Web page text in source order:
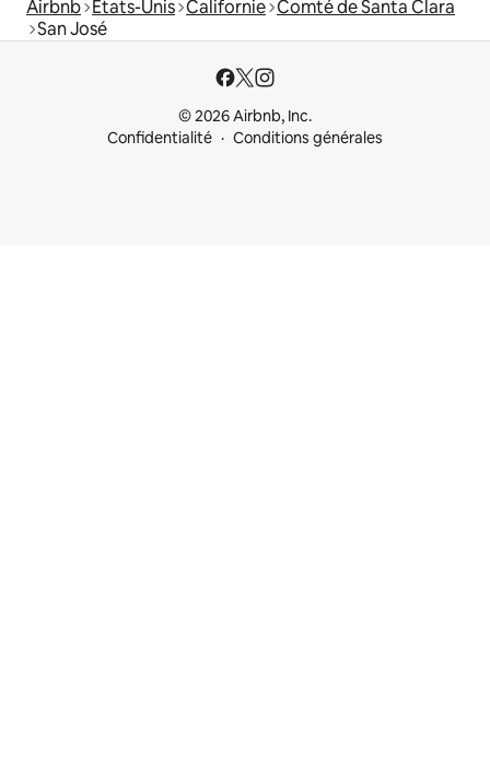
Airbnb États-Unis Californie Comté de Santa Clara
San José
© 2026 Airbnb, Inc.
Confidentialité
Conditions générales